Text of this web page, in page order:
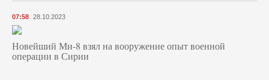
07:58 28.10.2023
Новейший Ми-8 взял на вооружение опыт военной
операции в Сирии